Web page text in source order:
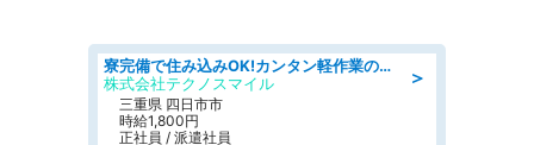
＞
寮完備で住み込みOK!カンタン軽作業のお仕事 denso aichi
株式会社テクノスマイル
三重県 四日市市
時給1,800円
正社員 / 派遣社員